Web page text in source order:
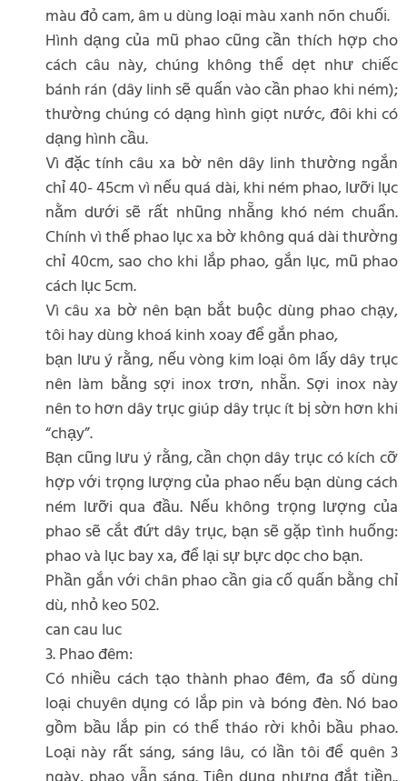
màu đỏ cam, âm u dùng loại màu xanh nõn chuối.
Hình dạng của mũ phao cũng cần thích hợp cho
cách câu này, chúng không thể dẹt như chiếc
bánh rán (dây linh sẽ quấn vào cần phao khi ném);
thường chúng có dạng hình giọt nước, đôi khi có
dạng hình cầu.
Vì đặc tính câu xa bờ nên dây linh thường ngắn
chỉ 40- 45cm vì nếu quá dài, khi ném phao, lưỡi lục
nằm dưới sẽ rất nhũng nhẵng khó ném chuẩn.
Chính vì thế phao lục xa bờ không quá dài thường
chỉ 40cm, sao cho khi lắp phao, gắn lục, mũ phao
cách lục 5cm.
Vì câu xa bờ nên bạn bắt buộc dùng phao chạy,
tôi hay dùng khoá kinh xoay để gắn phao,
bạn lưu ý rằng, nếu vòng kim loại ôm lấy dây trục
nên làm bằng sợi inox trơn, nhẵn. Sợi inox này
nên to hơn dây trục giúp dây trục ít bị sờn hơn khi
“chạy”.
Bạn cũng lưu ý rằng, cần chọn dây trục có kích cỡ
hợp với trọng lượng của phao nếu bạn dùng cách
ném lưỡi qua đầu. Nếu không trọng lượng của
phao sẽ cắt đứt dây trục, bạn sẽ gặp tình huống:
phao và lục bay xa, để lại sự bực dọc cho bạn.
Phần gắn với chân phao cần gia cố quấn bằng chỉ
dù, nhỏ keo 502.
can cau luc
3. Phao đêm:
Có nhiều cách tạo thành phao đêm, đa số dùng
loại chuyên dụng có lắp pin và bóng đèn. Nó bao
gồm bầu lắp pin có thể tháo rời khỏi bầu phao.
Loại này rất sáng, sáng lâu, có lần tôi để quên 3